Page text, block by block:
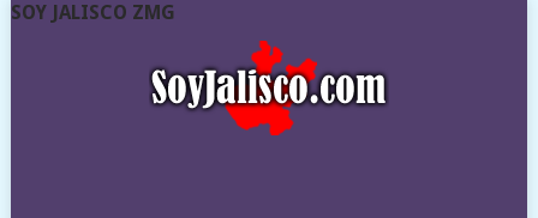
SOY JALISCO ZMG